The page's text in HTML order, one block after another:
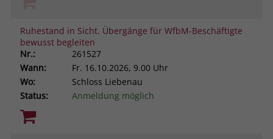
Ruhestand in Sicht. Übergänge für WfbM-Beschäftigte
bewusst begleiten
Nr.:
261527
Wann:
Fr. 16.10.2026, 9.00 Uhr
Wo:
Schloss Liebenau
Status:
Anmeldung möglich